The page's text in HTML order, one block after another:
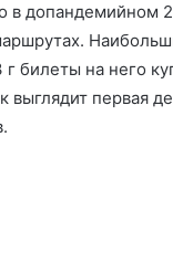
в допандемийном
билеты на него
выглядит первая